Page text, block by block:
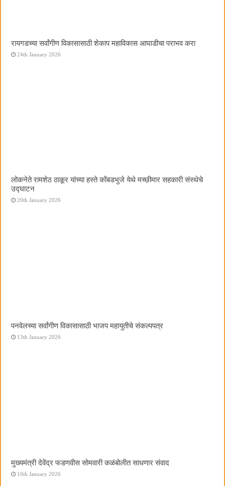
रायगडच्या सर्वांगीण विकासासाठी शेकाप महाविकास आघाडीचा पराभव करा
24th January 2026
लोकनेते रामशेठ ठाकूर यांच्या हस्ते कोंबडभुजे येथे मच्छीमार सहकारी संस्थेचे
उद्घाटन
20th January 2026
पनवेलच्या सर्वांगीण विकासासाठी भाजप महायुतीचे संकल्पपत्र
13th January 2026
मुख्यमंत्री देवेंद्र फडणवीस सोमवारी कळंबोलीत साधणार संवाद
10th January 2026